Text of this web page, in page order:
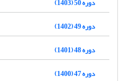
دوره 49 (1402)
دوره 48 (1401)
دوره 47 (1400)